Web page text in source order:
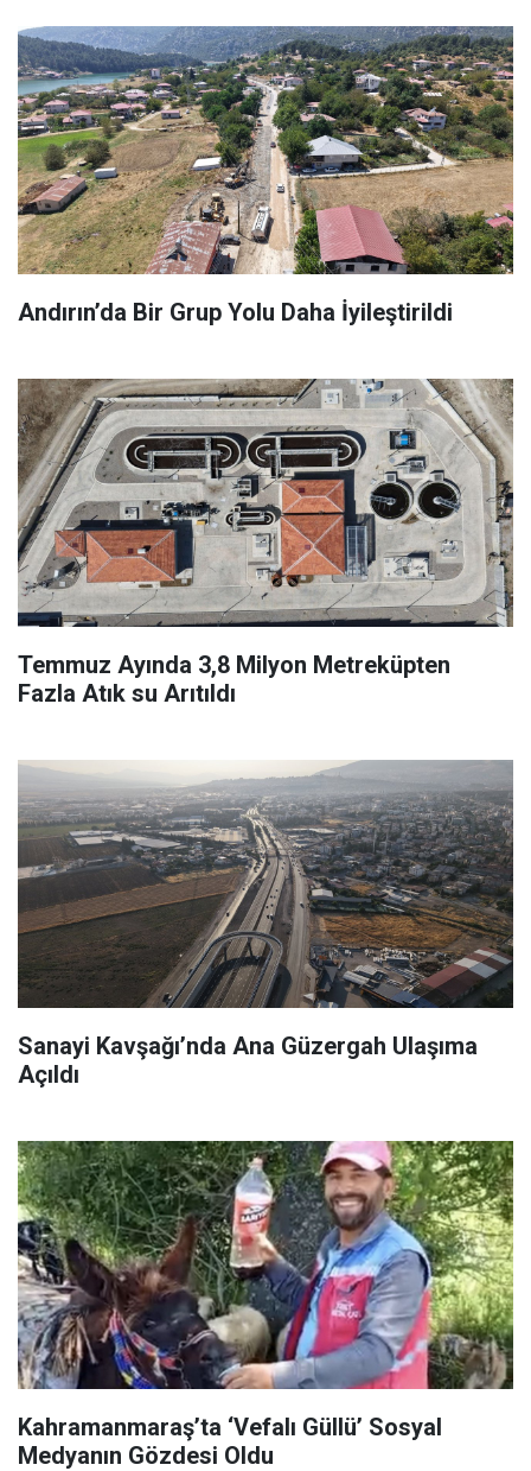
Andırın’da Bir Grup Yolu Daha İyileştirildi
Temmuz Ayında 3,8 Milyon Metreküpten
Fazla Atık su Arıtıldı
Sanayi Kavşağı’nda Ana Güzergah Ulaşıma
Açıldı
Kahramanmaraş’ta ‘Vefalı Güllü’ Sosyal
Medyanın Gözdesi Oldu